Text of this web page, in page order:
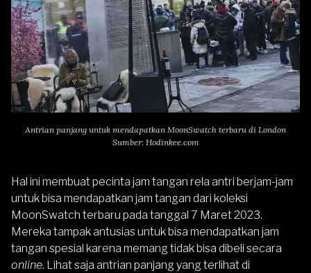
Antrian panjang untuk mendapatkan MoonSwatch terbaru di London
Sumber: Hodinkee.com
Hal ini membuat pecinta jam tangan rela antri berjam-jam
untuk bisa mendapatkan jam tangan dari koleksi
MoonSwatch terbaru pada tanggal 7 Maret 2023.
Mereka tampak antusias untuk bisa mendapatkan jam
tangan spesial karena memang tidak bisa dibeli secara
online. Lihat saja antrian panjang yang terlihat di